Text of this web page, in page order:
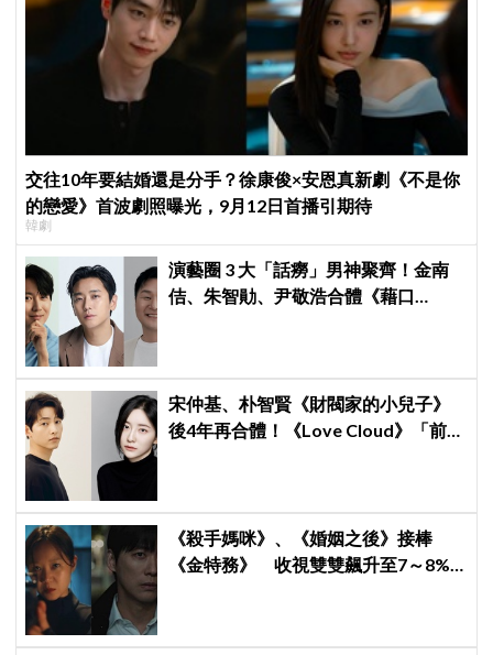
交往10年要結婚還是分手？徐康俊×安恩真新劇《不是你
的戀愛》首波劇照曝光，9月12日首播引期待
韓劇
演藝圈 3 大「話癆」男神聚齊！金南
佶、朱智勛、尹敬浩合體《藉口
宋仲基、朴智賢《財閥家的小兒子》
後4年再合體！《Love Cloud》「前任
《殺手媽咪》、《婚姻之後》接棒
《金特務》 收視雙雙飆升至7～8%